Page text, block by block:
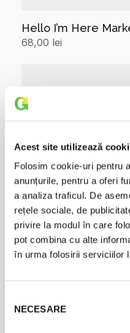
Acest site utilizează
Folosim cookie-uri pentru
anunțurile, pentru a oferi
a analiza traficul. De
rețele sociale, de
privire la modul în care
pot combina cu alte
în urma folosirii serviciilor
consimțământului
NECESARE
Hello I’m Here
68,00 lei